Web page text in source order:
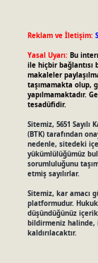
Reklam ve İletişim:
Yasal Uyarı: Bu
ile hiçbir bağlantısı
makaleler
taşımamakta olup,
yapılmamaktadır.
tesadüfidir.
Sitemiz, 5651
(BTK) tarafından
nedenle, sitedeki
yükümlülüğümüz
sorumluluğunu
etmiş sayılırlar.
Sitemiz, kar amacı
platformudur.
düşündüğünüz
bildirmeniz
kaldırılacaktır.